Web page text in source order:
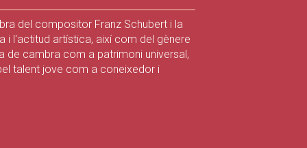
del compositor Franz Schubert i la
i l'actitud artística, així com del gènere
de cambra com a patrimoni universal,
talent jove com a coneixedor i